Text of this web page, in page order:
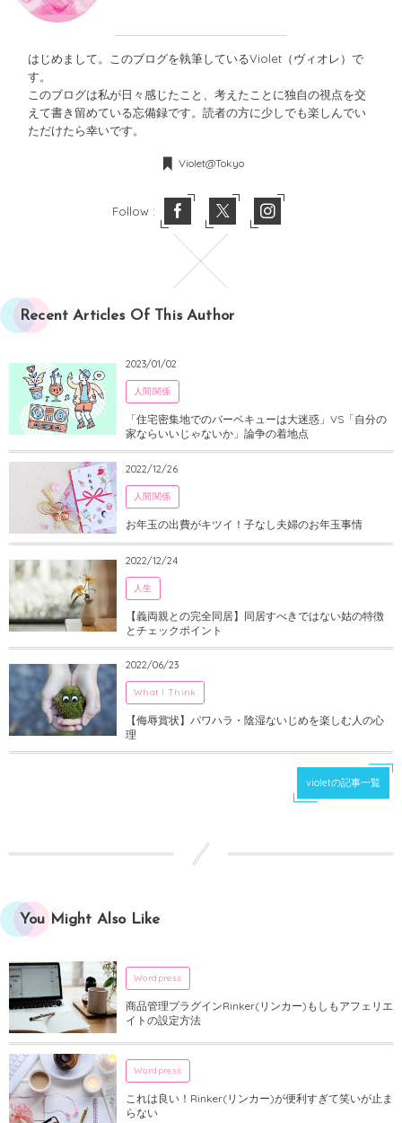
はじめまして。このブログを執筆しているViolet（ヴィオレ）で
す。
このブログは私が日々感じたこと、考えたことに独自の視点を交
えて書き留めている忘備録です。読者の方に少しでも楽しんでい
ただけたら幸いです。
Violet@Tokyo
Follow :
Recent Articles Of This Author
2023/01/02
人間関係
「住宅密集地でのバーベキューは大迷惑」VS「自分の
家ならいいじゃないか」論争の着地点
2022/12/26
人間関係
お年玉の出費がキツイ！子なし夫婦のお年玉事情
2022/12/24
人生
【義両親との完全同居】同居すべきではない姑の特徴
とチェックポイント
2022/06/23
What I Think
【侮辱賞状】パワハラ・陰湿ないじめを楽しむ人の心
理
violetの記事一覧
You Might Also Like
Wordpress
商品管理プラグインRinker(リンカー)もしもアフェリエ
イトの設定方法
Wordpress
これは良い！Rinker(リンカー)が便利すぎて笑いが止ま
らない